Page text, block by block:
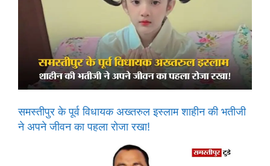
समस्तीपुर के पूर्व विधायक अख्तरुल इस्लाम शाहीन की भतीजी
ने अपने जीवन का पहला रोजा रखा!